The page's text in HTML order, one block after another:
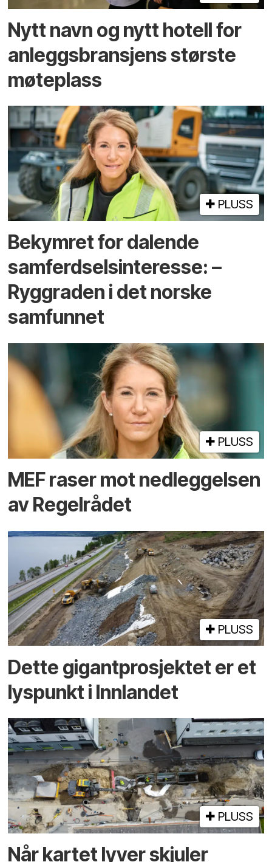
Nytt navn og nytt hotell for
anleggsbransjens største
møteplass
PLUSS
Bekymret for dalende
samferdsels­interesse: –
Ryggraden i det norske
samfunnet
PLUSS
MEF raser mot nedleggelsen
av Regelrådet
PLUSS
Dette gigantprosjektet er et
lyspunkt i Innlandet
PLUSS
Når kartet lyver skjuler